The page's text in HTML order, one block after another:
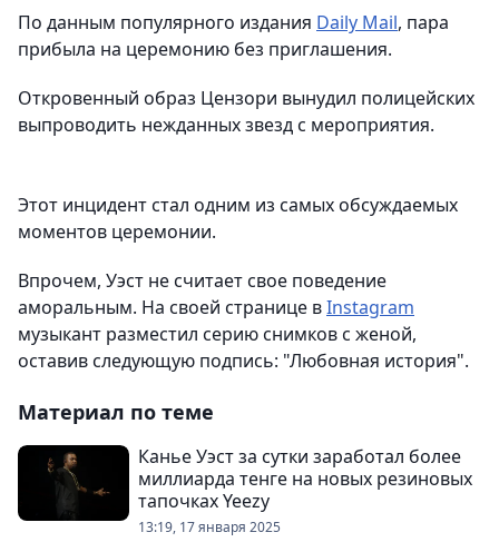
По данным популярного издания Daily Mail, пара
прибыла на церемонию без приглашения.
Откровенный образ Цензори вынудил полицейских
выпроводить нежданных звезд с мероприятия.
Этот инцидент стал одним из самых обсуждаемых
моментов церемонии.
Впрочем, Уэст не считает свое поведение
аморальным. На своей странице вInstagram
музыкант разместил серию снимков с женой,
оставив следующую подпись: "Любовная история".
Материал по теме
Канье Уэст за сутки заработал более
миллиарда тенге на новых резиновых
тапочках Yeezy
13:19, 17 января 2025